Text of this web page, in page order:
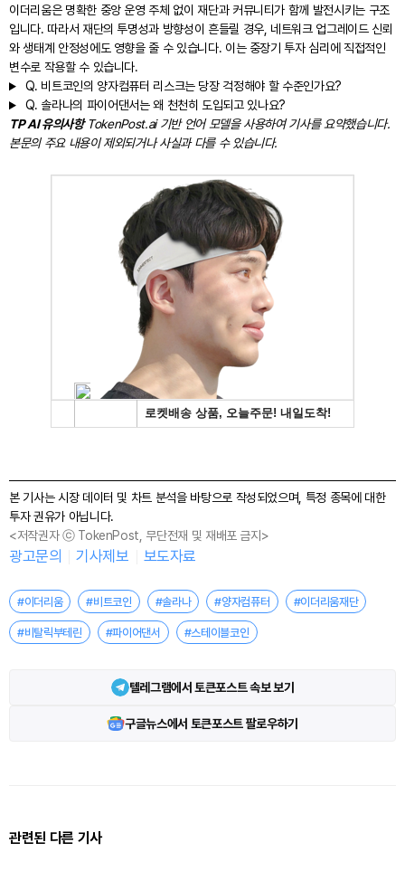
이더리움은 명확한 중앙 운영 주체 없이 재단과 커뮤니티가 함께 발전시키는 구조
입니다. 따라서 재단의 투명성과 방향성이 흔들릴 경우, 네트워크 업그레이드 신뢰
와 생태계 안정성에도 영향을 줄 수 있습니다. 이는 중장기 투자 심리에 직접적인
변수로 작용할 수 있습니다.
Q. 비트코인의 양자컴퓨터 리스크는 당장 걱정해야 할 수준인가요?
Q. 솔라나의 파이어댄서는 왜 천천히 도입되고 있나요?
TP AI 유의사항TokenPost.ai 기반 언어 모델을 사용하여 기사를 요약했습니다.
본문의 주요 내용이 제외되거나 사실과 다를 수 있습니다.
본 기사는 시장 데이터 및 차트 분석을 바탕으로 작성되었으며, 특정 종목에 대한
투자 권유가 아닙니다.
<저작권자 ⓒ TokenPost, 무단전재 및 재배포 금지>
광고문의 기사제보 보도자료
#이더리움 #비트코인 #솔라나 #양자컴퓨터 #이더리움재단
#비탈릭부테린 #파이어댄서 #스테이블코인
텔레그램에서 토큰포스트 속보 보기
구글뉴스에서 토큰포스트 팔로우하기
관련된 다른 기사